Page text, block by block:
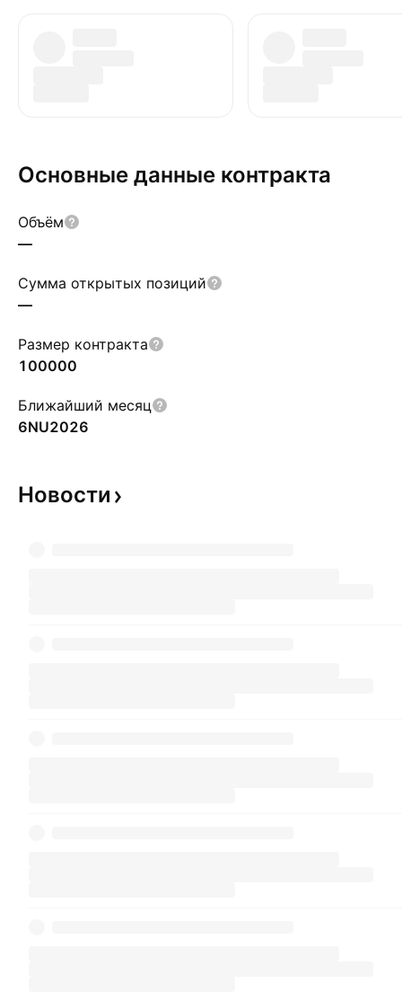
Основные данные контракта
Объём
—
Сумма открытых позиций
—
Размер контракта
100000
Ближайший месяц
6NU2026
Новости